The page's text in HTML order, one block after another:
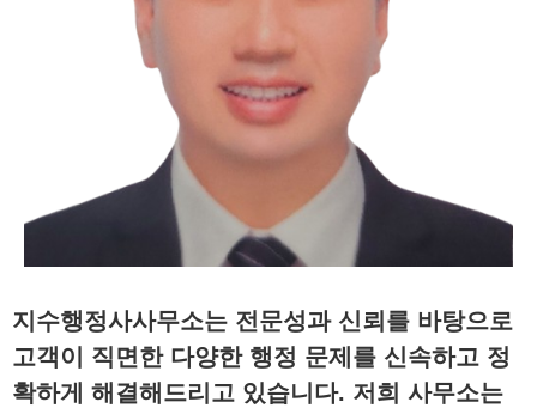
지수행정사사무소는 전문성과 신뢰를 바탕으로
고객이 직면한 다양한 행정 문제를 신속하고 정
확하게 해결해드리고 있습니다. 저희 사무소는